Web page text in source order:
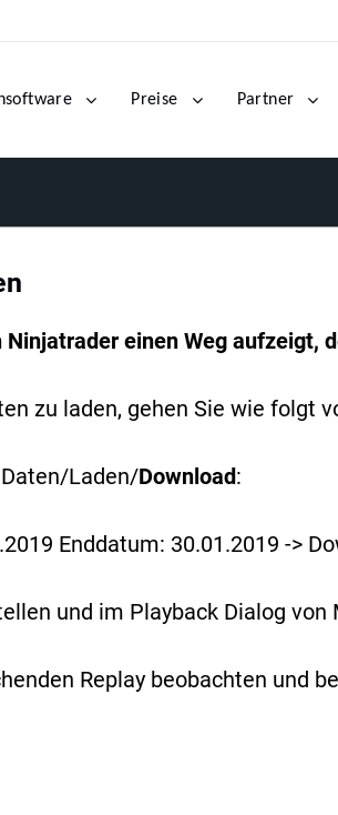
Preise Partner
einen Weg
zu laden, gehen Sie wie folgt
Laden/Download:
Enddatum: 30.01.2019 ->
und im Playback Dialog
Replay beobachten und